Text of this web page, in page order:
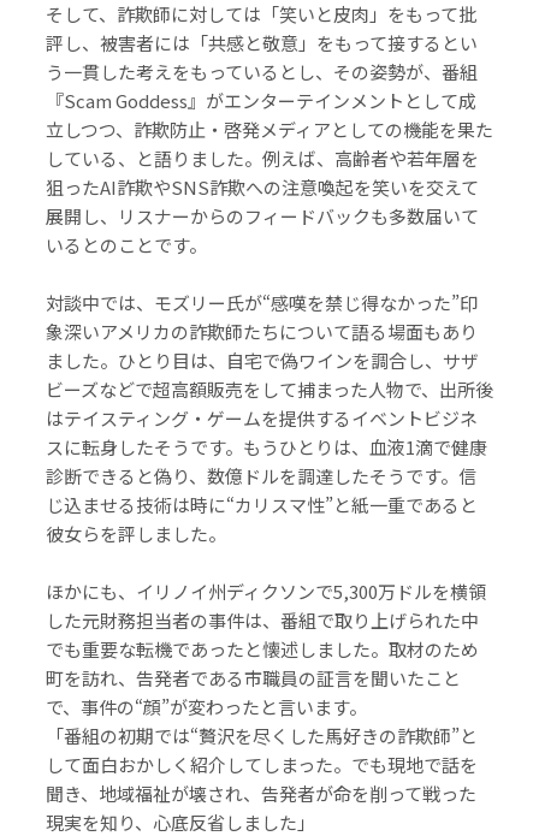
そして、詐欺師に対しては「笑いと皮肉」をもって批
評し、被害者には「共感と敬意」をもって接するとい
う一貫した考えをもっているとし、その姿勢が、番組
『Scam Goddess』がエンターテインメントとして成
立しつつ、詐欺防止・啓発メディアとしての機能を果た
している、と語りました。例えば、高齢者や若年層を
狙ったAI詐欺やSNS詐欺への注意喚起を笑いを交えて
展開し、リスナーからのフィードバックも多数届いて
いるとのことです。
対談中では、モズリー氏が“感嘆を禁じ得なかった”印
象深いアメリカの詐欺師たちについて語る場面もあり
ました。ひとり目は、自宅で偽ワインを調合し、サザ
ビーズなどで超高額販売をして捕まった人物で、出所後
はテイスティング・ゲームを提供するイベントビジネ
スに転身したそうです。もうひとりは、血液1滴で健康
診断できると偽り、数億ドルを調達したそうです。信
じ込ませる技術は時に“カリスマ性”と紙一重であると
彼女らを評しました。
ほかにも、イリノイ州ディクソンで5,300万ドルを横領
した元財務担当者の事件は、番組で取り上げられた中
でも重要な転機であったと懐述しました。取材のため
町を訪れ、告発者である市職員の証言を聞いたこと
で、事件の“顔”が変わったと言います。
「番組の初期では“贅沢を尽くした馬好きの詐欺師”と
して面白おかしく紹介してしまった。でも現地で話を
聞き、地域福祉が壊され、告発者が命を削って戦った
現実を知り、心底反省しました」